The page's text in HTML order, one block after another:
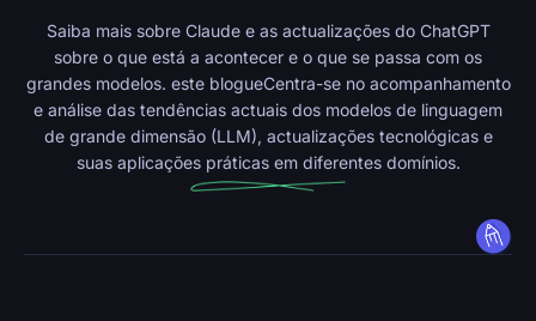
Saiba mais sobre Claude e as actualizações do ChatGPT
sobre o que está a acontecer e o que se passa com os
grandes modelos. este blogueCentra-se no acompanhamento
e análise das tendências actuais dos modelos de linguagem
de grande dimensão (LLM), actualizações tecnológicas e
suas aplicações práticas em diferentes domínios.